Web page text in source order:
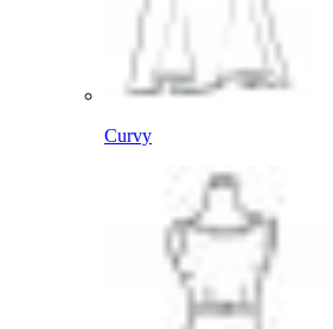
Curvy